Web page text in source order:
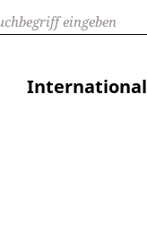
International